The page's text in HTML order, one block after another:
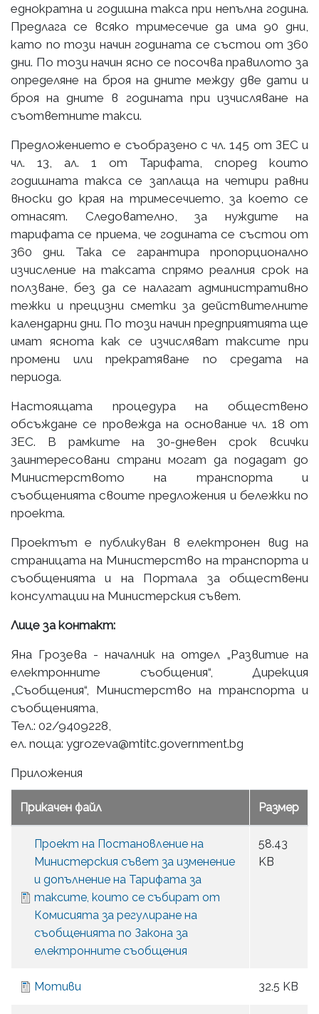
еднократна и годишна такса при непълна година.
Предлага се всяко тримесечие да има 90 дни,
като по този начин годината се състои от 360
дни. По този начин ясно се посочва правилото за
определяне на броя на дните между две дати и
броя на дните в годината при изчисляване на
съответните такси.
Предложението е съобразено с чл. 145 от ЗЕС и
чл. 13, ал. 1 от Тарифата, според които
годишната такса се заплаща на четири равни
вноски до края на тримесечието, за което се
отнасят. Следователно, за нуждите на
тарифата се приема, че годината се състои от
360 дни. Така се гарантира пропорционално
изчисление на таксата спрямо реалния срок на
ползване, без да се налагат административно
тежки и прецизни сметки за действителните
календарни дни. По този начин предприятията ще
имат яснота как се изчисляват таксите при
промени или прекратяване по средата на
периода.
Настоящата процедура на обществено
обсъждане се провежда на основание чл. 18 от
ЗЕС. В рамките на 30-дневен срок всички
заинтересовани страни могат да подадат до
Министерството на транспорта и
съобщенията своите предложения и бележки по
проекта.
Проектът е публикуван в електронен вид на
страницата на Министерство на транспорта и
съобщенията и на Портала за обществени
консултации на Министерския съвет.
Лице за контакт:
Яна Грозева - началник на отдел „Развитие на
електронните съобщения“, Дирекция
„Съобщения“, Министерство на транспорта и
съобщенията,
Тел.: 02/9409228,
ел. поща: ygrozeva@mtitc.government.bg
Приложения
Прикачен файл Размер
Проект на Постановление на
Министерския съвет за изменение
и допълнение на Тарифата за
таксите, които се събират от
Комисията за регулиране на
съобщенията по Закона за
електронните съобщения
58.43
KB
Мотиви 32.5 KB